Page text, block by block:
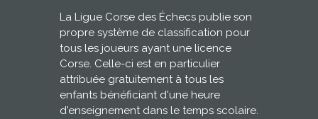
La Ligue Corse des Échecs publie son
propre système de classification pour
tous les joueurs ayant une licence
Corse. Celle-ci est en particulier
attribuée gratuitement à tous les
enfants bénéficiant d'une heure
d'enseignement dans le temps scolaire.